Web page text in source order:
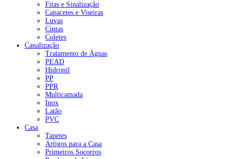
Fitas e Sinalização
Capacetes e Viseiras
Luvas
Cintas
Coletes
Canalização
Tratamento de Águas
PEAD
Hidronil
PP
PPR
Multicamada
Inox
Latão
PVC
Casa
Tapetes
Artigos para a Casa
Primeiros Socorros